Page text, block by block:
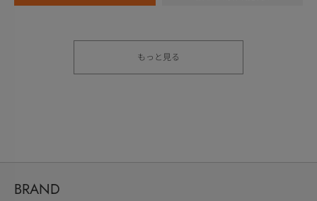
もっと見る
BRAND